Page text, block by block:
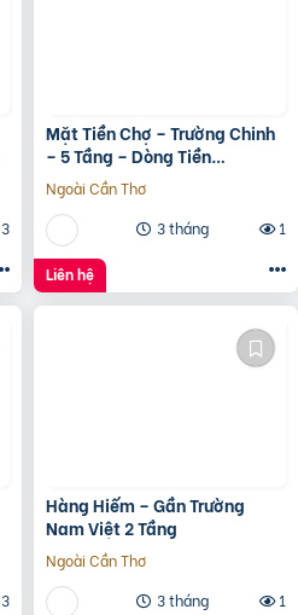
3
Mặt Tiền Chợ – Trường Chinh
– 5 Tầng – Dòng Tiền
20Tr/Tháng
Ngoài Cần Thơ
3 tháng
1
Liên hệ
3
Hàng Hiếm – Gần Trường
Nam Việt 2 Tầng
Ngoài Cần Thơ
3 tháng
1